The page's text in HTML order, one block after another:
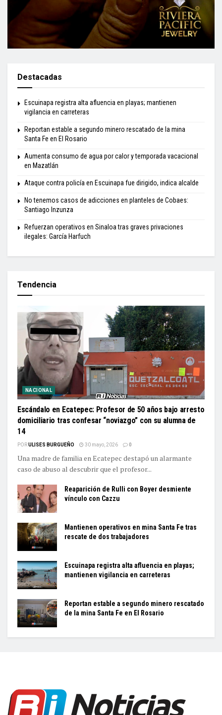
Destacadas
Escuinapa registra alta afluencia en playas; mantienen
vigilancia en carreteras
Reportan estable a segundo minero rescatado de la mina
Santa Fe en El Rosario
Aumenta consumo de agua por calor y temporada vacacional
en Mazatlán
Ataque contra policía en Escuinapa fue dirigido, indica alcalde
No tenemos casos de adicciones en planteles de Cobaes:
Santiago Inzunza
Refuerzan operativos en Sinaloa tras graves privaciones
ilegales: García Harfuch
Tendencia
NACIONAL
Escándalo en Ecatepec: Profesor de 50 años bajo arresto
domiciliario tras confesar “noviazgo” con su alumna de
14
PORULISES BURGUEÑO 30 mayo, 2026 0
Una madre de familia en Ecatepec destapó un alarmante
caso de abuso al descubrir que el profesor...
Reaparición de Rulli con Boyer desmiente
vínculo con Cazzu
Mantienen operativos en mina Santa Fe tras
rescate de dos trabajadores
Escuinapa registra alta afluencia en playas;
mantienen vigilancia en carreteras
Reportan estable a segundo minero rescatado
de la mina Santa Fe en El Rosario